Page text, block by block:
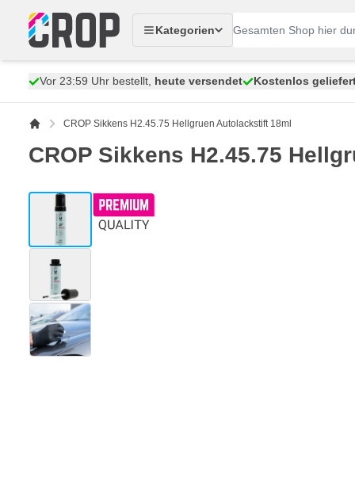
Kategorien
Vor 23:59 Uhr bestellt, heute versendet Kostenlos
CROP Sikkens H2.45.75 Hellgruen Autolackstift 18ml
CROP Sikkens H2.45.75
View larger image
View larger image